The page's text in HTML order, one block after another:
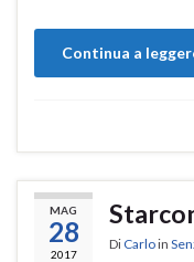
Continua a
MAG
28
2017
Di Carloin